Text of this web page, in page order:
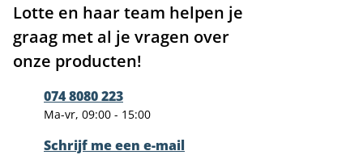
Lotte en haar team helpen je
graag met al je vragen over
onze producten!
074 8080 223
Ma-vr, 09:00 - 15:00
Schrijf me een e-mail